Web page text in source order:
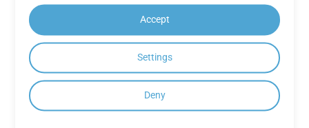
API는 AWS S3, Azure Blob, Google
Drive와 같은 클라우드 스토리지 제공
자와의 통합을 지원합니까?
물론입니다. GroupDocs.Conversion Cloud는 인기 있는 클라
우드 스토리지 플랫폼과 내장된 통합을 제공하여 중간 업로
Accept
Settings
Deny